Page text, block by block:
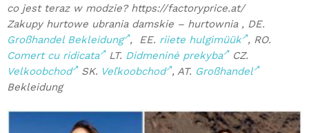
co jest teraz w modzie? https://factoryprice.at/
Zakupy hurtowe ubrania damskie – hurtownia , DE.
Großhandel Bekleidung , EE. riiete hulgimüük , RO.
Comert cu ridicata LT. Didmeninė prekyba CZ.
Velkoobchod SK. Veľkoobchod , AT. Großhandel
Bekleidung